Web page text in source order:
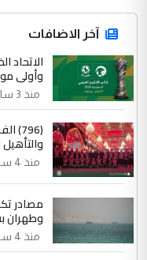
جنسية الرافد
ابا فرات ...
الموضوع :
مضجعيك يابن
سردار
التعليق : واحد
جنسية الرافد
ابا فرات ...
مضجعيك يابن
آخر الاضافات
وأولى
منذ 3 ساعة
منذ 4 ساعة
مصادر
وطهران
منذ 4 ساعة